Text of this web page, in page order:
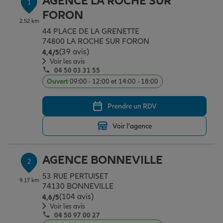
Assurance emprunteur
Prévoyance et dépendance
Assurance animal de compagnie
Protection de la famille
Protection juridique
Épargne & retraite
Plan épargne retraite
Assurance vie
Placements financiers
Transmission
Vos projets
Partir en vacances
Déménager
Départ à la retraite
Préparer l’avenir
Conseil assurance
Outre-mer
Assurance habitation
Le Pack Famille
Allianz en France
1
2.52 km
FORON
44 PLACE DE LA GRENETTE
74800 LA ROCHE SUR FORON
4,4/5Note de 4.4 sur 5
(39 avis)
Voir les avis
04 50 03 31 55
Ouvert09:00 - 12:00 et 14:00 - 18:00
Prendre un RDV
Voir l'agence
2
9.17 km
AGENCE BONNEVILLE
53 RUE PERTUISET
74130 BONNEVILLE
4,6/5Note de 4.6 sur 5
(104 avis)
Voir les avis
04 50 97 00 27